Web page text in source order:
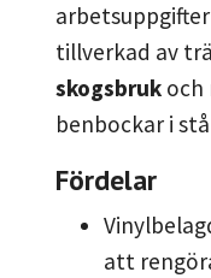
tillverkad av
skogsbruk och
benbockar i
Fördelar
att